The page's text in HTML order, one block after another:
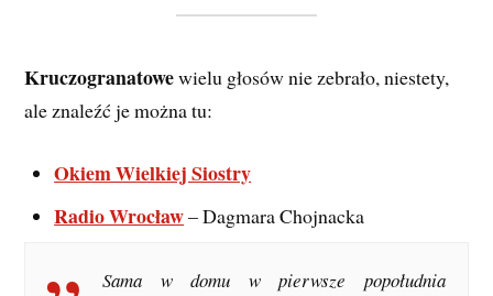
Kruczogranatowewielu głosów nie zebrało, niestety,
ale znaleźć je można tu:
Okiem Wielkiej Siostry
Radio Wrocław– Dagmara Chojnacka
Sama w domu w pierwsze popołudnia